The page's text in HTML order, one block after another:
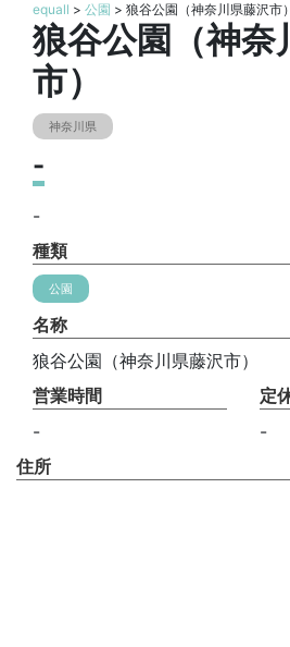
equall > 公園 > 狼谷公園（神奈川県藤沢市）
狼谷公園（神奈
市）
神奈川県
-
-
種類
公園
名称
狼谷公園（神奈川県藤沢市）
営業時間
-
定
-
住所